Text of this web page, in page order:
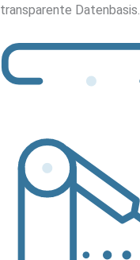
transparente Datenbasis.